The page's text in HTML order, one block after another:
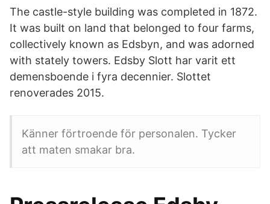
The castle-style building was completed in 1872.
It was built on land that belonged to four farms,
collectively known as Edsbyn, and was adorned
with stately towers. Edsby Slott har varit ett
demensboende i fyra decennier. Slottet
renoverades 2015.
Känner förtroende för personalen. Tycker
att maten smakar bra.